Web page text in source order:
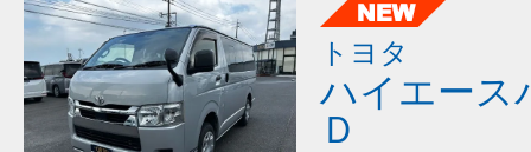
トヨタ
ハイエー
Ｄ